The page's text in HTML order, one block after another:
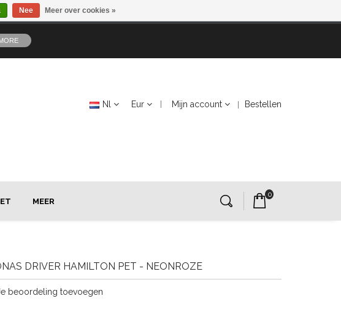
Nl Eur Mijn account Bestellen
MEER
0
DRIVER HAMILTON PET - NEONROZE
beoordeling toevoegen
Nee Meer over cookies »